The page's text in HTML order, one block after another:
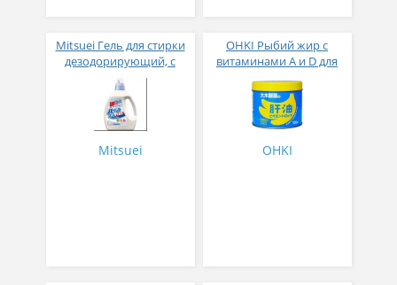
Mitsuei Гель для стирки
дезодорирующий, с
ферментами, аромат
фруктов, 2 кг
Mitsuei
OHKI Рыбий жир с
витаминами А и D для
таблетки со вкусом
банана № 120
OHKI